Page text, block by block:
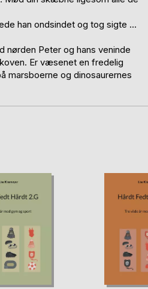
han ondsindet og tog sigte ...
nørden Peter og hans veninde
Er væsenet en fredelig
marsboerne og dinosaurernes